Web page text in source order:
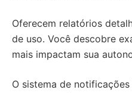
Oferecem relatórios
de uso. Você descobre
mais impactam sua
O sistema de